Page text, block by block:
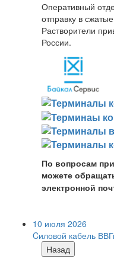
Оперативный
отправку в
Растворители
России.
По вопросам
можете
электронной
10 июля 2026
Cиловой кабель
Назад